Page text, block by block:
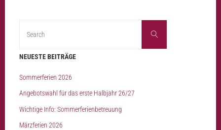
Search
NEUESTE BEITRÄGE
Sommerferien 2026
Angebotswahl für das erste Halbjahr 26/27
Wichtige Info: Sommerferienbetreuung
Märzferien 2026